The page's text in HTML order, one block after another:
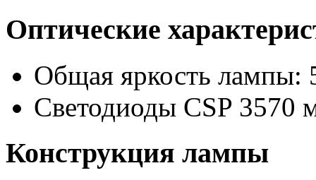
Оптические
Общая яркость лампы:
Светодиоды CSP 3570
Конструкция лампы